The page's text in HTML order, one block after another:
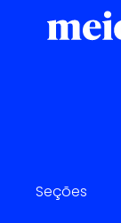
Seções